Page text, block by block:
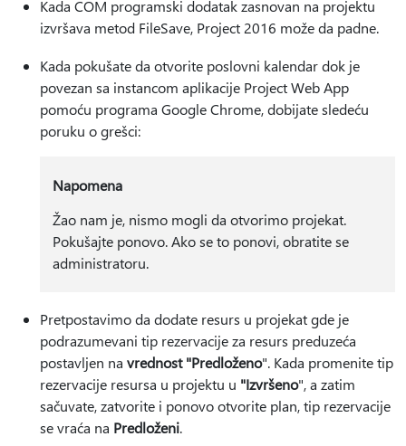
Kada COM programski dodatak zasnovan na projektu
izvršava metod FileSave, Project 2016 može da padne.
Kada pokušate da otvorite poslovni kalendar dok je
povezan sa instancom aplikacije Project Web App
pomoću programa Google Chrome, dobijate sledeću
poruku o grešci:
Napomena
Žao nam je, nismo mogli da otvorimo projekat.
Pokušajte ponovo. Ako se to ponovi, obratite se
administratoru.
Pretpostavimo da dodate resurs u projekat gde je
podrazumevani tip rezervacije za resurs preduzeća
postavljen na vrednost "Predloženo". Kada promenite tip
rezervacije resursa u projektu u "Izvršeno", a zatim
sačuvate, zatvorite i ponovo otvorite plan, tip rezervacije
se vraća na Predloženi.